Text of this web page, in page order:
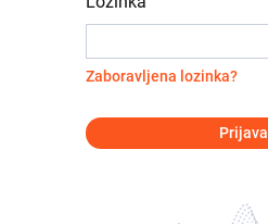
Zaboravljena lozinka?
Prijava